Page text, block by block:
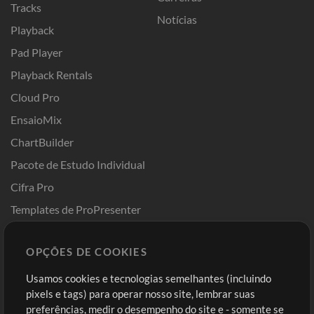
Tracks
Playback
Pad Player
Playback Rentals
Cloud Pro
EnsaioMix
ChartBuilder
Pacote de Estudo Individual
Cifra Pro
Templates de ProPresenter
Notícias
Comprar Créditos
Conteúdo Grátis
Entre
Cadastre-se
OPÇÕES DE COOKIES
Usamos cookies e tecnologias semelhantes (incluindo
pixels e tags) para operar nosso site, lembrar suas
preferências, medir o desempenho do site e - somente se